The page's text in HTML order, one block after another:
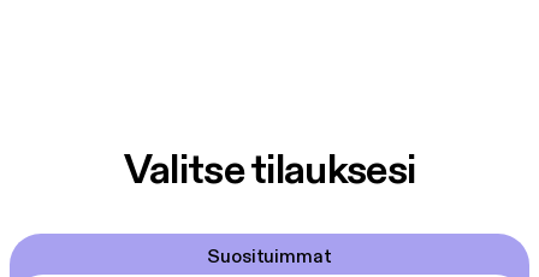
Valitse tilauksesi
Suosituimmat